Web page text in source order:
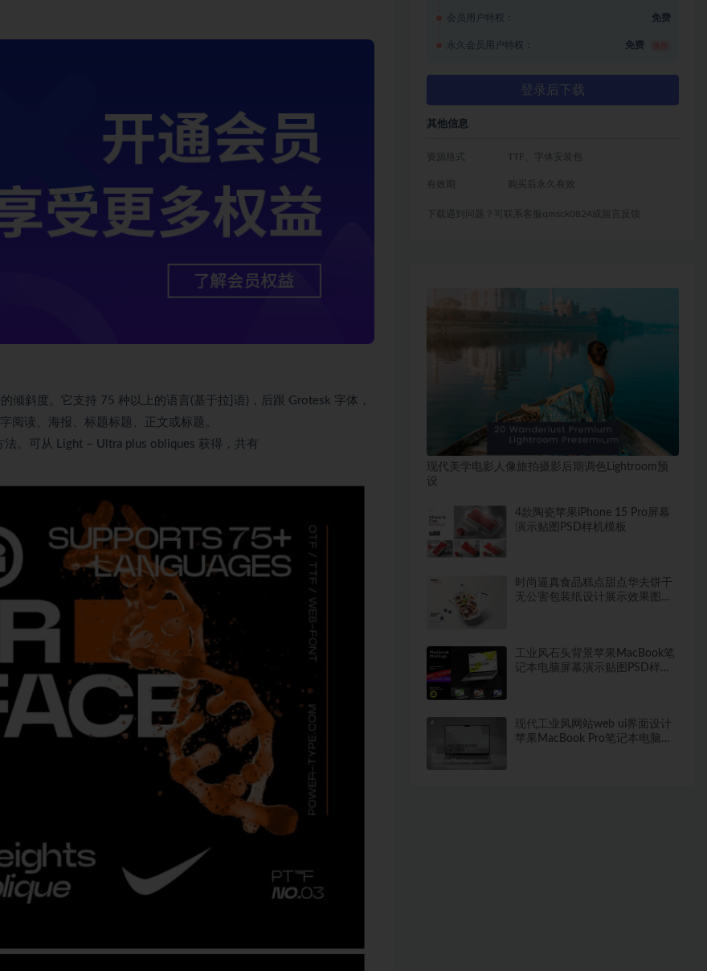
倾斜度。它支持 75 种以上的语言(基于拉]语)，后跟 Grotesk 字体，
阅读、海报、标题标题、正文或标题。
。可从 Light – Ultra plus obliques 获得，共有
会员用户特权： 免费
永久会员用户特权： 免费
登录后下载
其他信息
资源格式 TTF、字体安装包
有效期 购买后永久有效
下载遇到问题？可联系客服qmsck0824或留言反馈
现代美学电影人像旅拍摄影后期调色Lightroom预
设
4款陶瓷苹果iPhone 15 Pro屏幕
演示贴图PSD样机模板
时尚逼真食品糕点甜点华夫饼干
无公害包装纸设计展示效果图
工业风石头背景苹果MacBook笔
记本电脑屏幕演示贴图PSD样机
现代工业风网站web ui界面设计
苹果MacBook Pro笔记本电脑展